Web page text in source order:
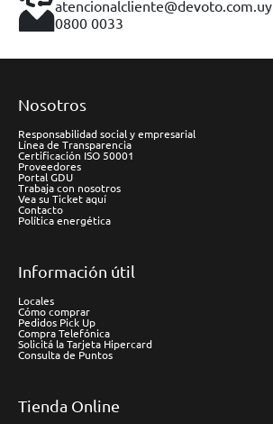
atencionalcliente@devoto.com.uy
0800 0033
Nosotros
Responsabilidad social y empresarial
Línea de Transparencia
Certificación ISO 50001
Proveedores
Portal GDU
Trabaja con nosotros
Vea su Ticket aquí
Contacto
Política energética
Información útil
Locales
Cómo comprar
Pedidos Pick Up
Compra Telefónica
Solicitá la Tarjeta Hipercard
Consulta de Puntos
Tienda Online